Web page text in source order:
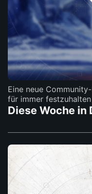
Eine neue
für immer festzuhalten
Diese Woche in